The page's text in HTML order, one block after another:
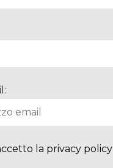
la privacy policy